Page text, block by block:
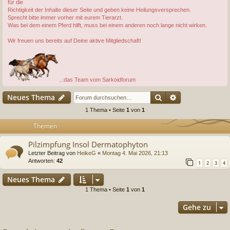
für die
Richtigkeit der Inhalte dieser Seite und geben keine Heilungsversprechen.
Sprecht bitte immer vorher mit eurem Tierarzt.
Was bei dem einem Pferd hilft, muss bei einem anderen noch lange nicht wirken.
Wir freuen uns bereits auf Deine aktive Mitgliedschaft!
...das Team vom Sarkoidforum
Neues Thema Suche
1 Thema • Seite 1 von 1
Themen
Pilzimpfung Insol Dermatophyton
Letzter Beitrag von HeikeG « Montag 4. Mai 2026, 21:13
Antworten: 42 1 2 3 4
Neues Thema
1 Thema • Seite 1 von 1
Gehe zu